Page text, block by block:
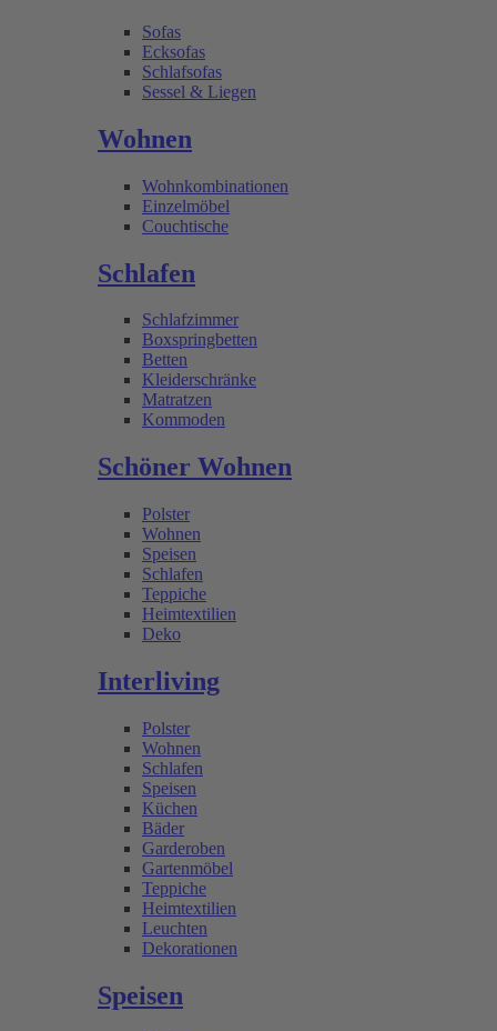
Sofas
Ecksofas
Schlafsofas
Sessel & Liegen
Wohnen
Wohnkombinationen
Einzelmöbel
Couchtische
Schlafen
Schlafzimmer
Boxspringbetten
Betten
Kleiderschränke
Matratzen
Kommoden
Schöner Wohnen
Polster
Wohnen
Speisen
Schlafen
Teppiche
Heimtextilien
Deko
Interliving
Polster
Wohnen
Schlafen
Speisen
Küchen
Bäder
Garderoben
Gartenmöbel
Teppiche
Heimtextilien
Leuchten
Dekorationen
Speisen